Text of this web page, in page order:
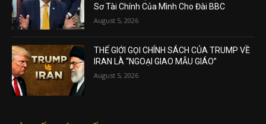
Sơ Tài Chính Của Mình Cho Đài BBC
August 5, 2026
THẾ GIỚI GỌI CHÍNH SÁCH CỦA TRUMP VỀ
IRAN LÀ “NGOẠI GIAO MẪU GIÁO”
August 5, 2026